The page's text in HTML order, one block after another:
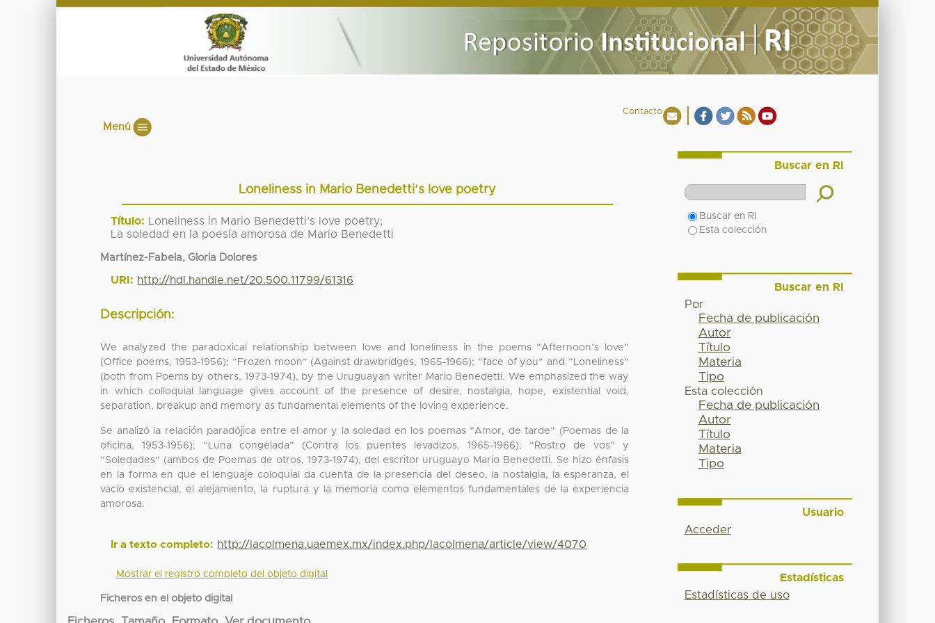
Contacto
Menú
Loneliness in Mario Benedetti’s love poetry
Título:
Loneliness in Mario Benedetti’s love poetry;
La soledad en la poesía amorosa de Mario Benedetti
Martínez-Fabela, Gloria Dolores
URI: http://hdl.handle.net/20.500.11799/61316
Descripción:
We analyzed the paradoxical relationship between love and loneliness in the poems “Afternoon’s love”
(Office poems, 1953-1956); “Frozen moon” (Against drawbridges, 1965-1966); “face of you” and “Loneliness”
(both from Poems by others, 1973-1974), by the Uruguayan writer Mario Benedetti. We emphasized the way
in which colloquial language gives account of the presence of desire, nostalgia, hope, existential void,
separation, breakup and memory as fundamental elements of the loving experience.
Se analizó la relación paradójica entre el amor y la soledad en los poemas “Amor, de tarde” (Poemas de la
oficina, 1953-1956); “Luna congelada” (Contra los puentes levadizos, 1965-1966); “Rostro de vos” y
“Soledades” (ambos de Poemas de otros, 1973-1974), del escritor uruguayo Mario Benedetti. Se hizo énfasis
en la forma en que el lenguaje coloquial da cuenta de la presencia del deseo, la nostalgia, la esperanza, el
vacío existencial, el alejamiento, la ruptura y la memoria como elementos fundamentales de la experiencia
amorosa.
Ir a texto completo: http://lacolmena.uaemex.mx/index.php/lacolmena/article/view/4070
Mostrar el registro completo del objeto digital
Ficheros en el objeto digital
Buscar en RI
Buscar en RI
Esta colección
Buscar en RI
Por
Fecha de publicación
Autor
Título
Materia
Tipo
Esta colección
Fecha de publicación
Autor
Título
Materia
Tipo
Usuario
Acceder
Estadísticas
Estadísticas de uso